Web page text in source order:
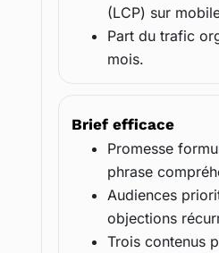
(LCP) sur
Part du trafic
mois.
Brief efficace
Promesse
phrase
Audiences
objections
Trois contenus